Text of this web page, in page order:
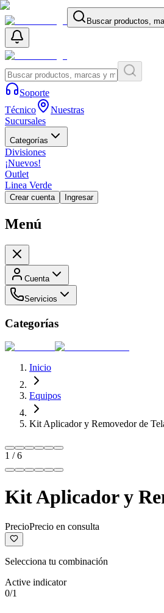
Buscar productos,
Soporte
Técnico
Nuestras
Sucursales
Categorías
Divisiones
¡Nuevos!
Outlet
Linea Verde
Crear cuenta Ingresar
Menú
Cuenta
Servicios
Categorías
Inicio
Equipos
Kit Aplicador y Removedor de
1 /6
Kit Aplicador y
PrecioPrecio en consulta
Selecciona tu combinación
Active indicator
0/1